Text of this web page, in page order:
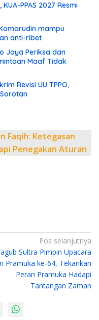
PPAS 2027 Resmi
mampu
anti-ribet
Jaya Periksa dan
Maaf Tidak
Revisi UU TPPO,
Faqih: Ketegasan
Penegakan Aturan
Pos selanjutnya
Sultra Pimpin Upacara
Pramuka ke-64, Tekankan
Peran Pramuka Hadapi
Tantangan Zaman